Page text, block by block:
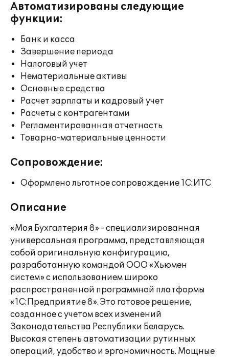
Автоматизированы следующие
функции:
Банк и касса
Завершение периода
Налоговый учет
Нематериальные активы
Основные средства
Расчет зарплаты и кадровый учет
Расчеты с контрагентами
Регламентированная отчетность
Товарно-материальные ценности
Сопровождение:
Оформлено льготное сопровождение 1С:ИТС
Описание
«Моя Бухгалтерия 8» - специализированная
универсальная программа, представляющая
собой оригинальную конфигурацию,
разработанную командой ООО «Хьюмен
систем» с использованием широко
распространенной программной платформы
«1С:Предприятие 8». Это готовое решение,
созданное с учетом всех изменений
Законодательства Республики Беларусь.
Высокая степень автоматизации рутинных
операций, удобство и эргономичность. Мощные